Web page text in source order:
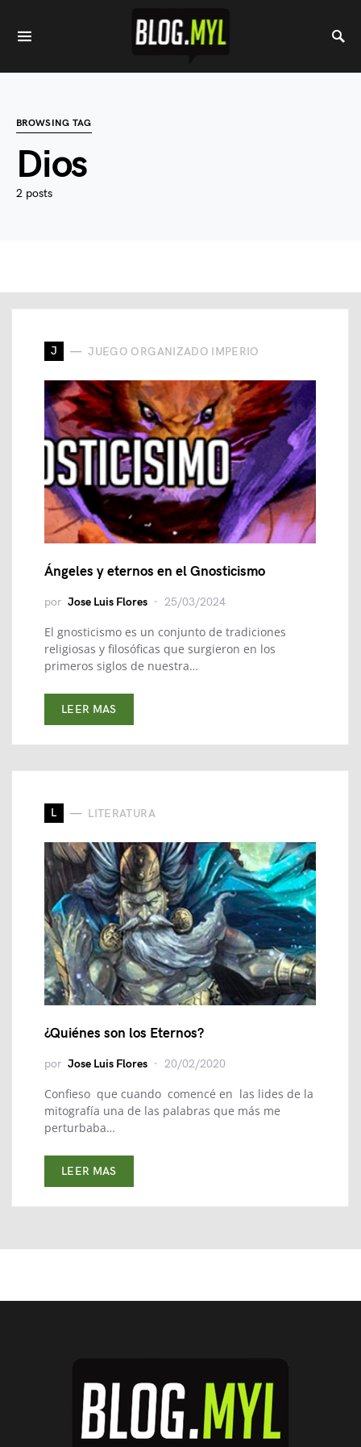
BROWSING TAG
Dios
2 posts
J JUEGO ORGANIZADO IMPERIO
Ángeles y eternos en el Gnosticismo
por Jose Luis Flores 25/03/2024
El gnosticismo es un conjunto de tradiciones
religiosas y filosóficas que surgieron en los
primeros siglos de nuestra…
LEER MAS
L LITERATURA
¿Quiénes son los Eternos?
por Jose Luis Flores 20/02/2020
Confieso que cuando comencé en las lides de la
mitografía una de las palabras que más me
perturbaba…
LEER MAS